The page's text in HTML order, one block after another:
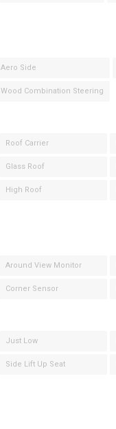
Aero Side
Wood Combination Steering
Roof Carrier
Glass Roof
High Roof
Around View Monitor
Corner Sensor
Just Low
Side Lift Up Seat